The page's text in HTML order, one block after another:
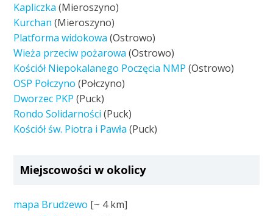
Kapliczka (Mieroszyno)
Kurchan (Mieroszyno)
Platforma widokowa (Ostrowo)
Wieża przeciw pożarowa (Ostrowo)
Kościół Niepokalanego Poczęcia NMP (Ostrowo)
OSP Połczyno (Połczyno)
Dworzec PKP (Puck)
Rondo Solidarności (Puck)
Kościół św. Piotra i Pawła (Puck)
Miejscowości w okolicy
mapa Brudzewo [~ 4 km]